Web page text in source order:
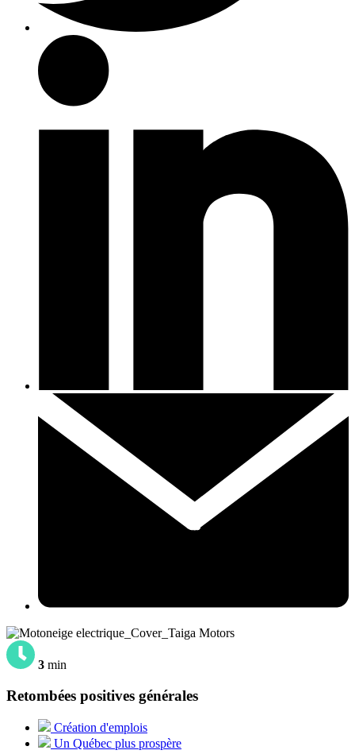
3 min
Retombées positives générales
Création d'emplois
Un Québec plus prospère